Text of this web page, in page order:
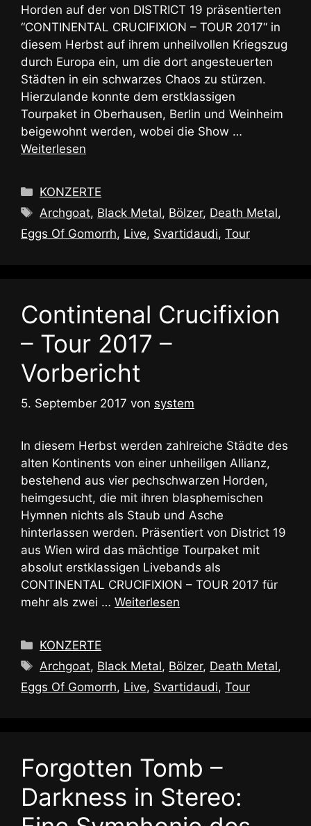
Horden auf der von DISTRICT 19 präsentierten
“CONTINENTAL CRUCIFIXION – TOUR 2017“ in
diesem Herbst auf ihrem unheilvollen Kriegszug
durch Europa ein, um die dort angesteuerten
Städten in ein schwarzes Chaos zu stürzen.
Hierzulande konnte dem erstklassigen
Tourpaket in Oberhausen, Berlin und Weinheim
beigewohnt werden, wobei die Show …
Weiterlesen
Kategorien
KONZERTE
Schlagwörter
Archgoat, Black Metal, Bölzer, Death Metal,
Eggs Of Gomorrh, Live, Svartidaudi, Tour
Contintenal Crucifixion
– Tour 2017 –
Vorbericht
5. September 2017 von system
In diesem Herbst werden zahlreiche Städte des
alten Kontinents von einer unheiligen Allianz,
bestehend aus vier pechschwarzen Horden,
heimgesucht, die mit ihren blasphemischen
Hymnen nichts als Staub und Asche
hinterlassen werden. Präsentiert von District 19
aus Wien wird das mächtige Tourpaket mit
absolut erstklassigen Livebands als
CONTINENTAL CRUCIFIXION – TOUR 2017 für
mehr als zwei … Weiterlesen
Kategorien
KONZERTE
Schlagwörter
Archgoat, Black Metal, Bölzer, Death Metal,
Eggs Of Gomorrh, Live, Svartidaudi, Tour
Forgotten Tomb –
Darkness in Stereo: